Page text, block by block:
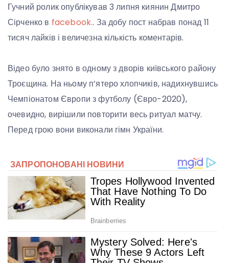
Гучний ролик опублікував 3 липня киянин Дмитро
Сірченко в facebook.. За добу пост набрав понад 11
тисяч лайків і величезна кількість коментарів.
Відео було знято в одному з дворів київського району
Троєщина. На ньому п’ятеро хлопчиків, надихнувшись
Чемпіонатом Європи з футболу (Євро-2020),
очевидно, вирішили повторити весь ритуал матчу.
Перед грою вони виконали гімн України.